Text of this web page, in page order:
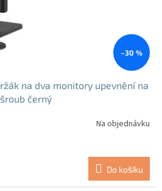
–30 %
na dva monitory upevnění na
šroub černý
Na objednávku
Do košíku